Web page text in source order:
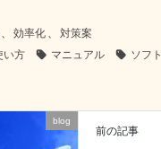
e
n
、 効率化 、 対策案
い方 マニュアル ソフト
blog
前の記事